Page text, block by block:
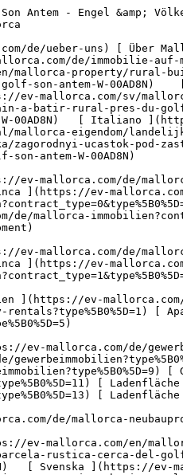
[ Neubauprojekt ](https://ev-mallorca.com/de/mallorca-immobilien?contract_type=0&type%5B0%5D=development) 

  Mieten  [ Alle Immobilien ](https://ev-mallorca.com/de/mallorca-immobilien?contract_type=1) [ Haus ](https://ev-mallorca.com/de/mallorca-immobilien?contract_type=1&type%5B0%5D=0) [ Finca ](https://ev-mallorca.com/de/mallorca-immobilien?contract_type=1&type%5B0%5D=1) [ Apartment ](https://ev-mallorca.com/de/mallorca-immobilien?contract_type=1&type%5B0%5D=2) [ Penthouse ](https://ev-mallorca.com/de/mallorca-immobilien?contract_type=1&type%5B0%5D=5) 

  Ferienvermietung  [ Alle Immobilien ](https://ev-mallorca.com/de/holiday-rentals) [ Haus ](https://ev-mallorca.com/de/holiday-rentals?type%5B0%5D=0) [ Finca ](https://ev-mallorca.com/de/holiday-rentals?type%5B0%5D=1) [ Apartment ](https://ev-mallorca.com/de/holiday-rentals?type%5B0%5D=2) [ Penthouse ](https://ev-mallorca.com/de/holiday-rentals?type%5B0%5D=5) 

  Gewerbe  [ Alle Immobilien ](https://ev-mallorca.com/de/gewerbeimmobilien) [ Land und Forstwirtschaft ](https://ev-mallorca.com/de/gewerbeimmobilien?type%5B0%5D=6) [ Hotel ](https://ev-mallorca.com/de/gewerbeimmobilien?type%5B0%5D=7) [ Industrie ](https://ev-mallorca.com/de/gewerbeimmobilien?type%5B0%5D=8) [ Investment ](https://ev-mallorca.com/de/gewerbeimmobilien?type%5B0%5D=9) [ Gastronomie ](https://ev-mallorca.com/de/gewerbeimmobilien?type%5B0%5D=10) [ Grundstück ](https://ev-mallorca.com/de/gewerbeimmobilien?type%5B0%5D=11) [ Ladenfläche ](https://ev-mallorca.com/de/